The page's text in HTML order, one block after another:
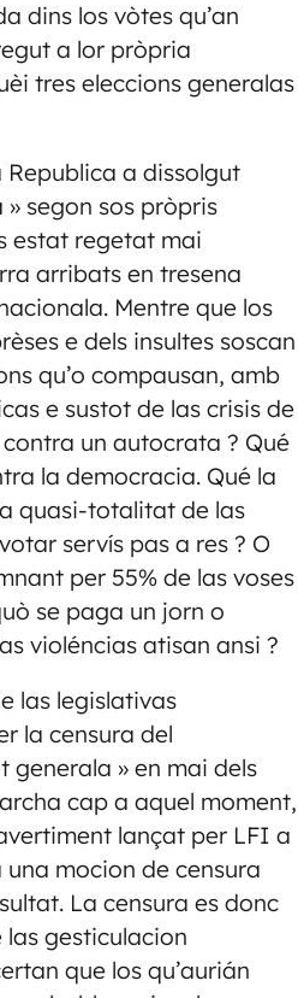
dins los vòtes qu’an
a lor pròpria
tres eleccions generalas
Republica a dissolgut
segon sos pròpris
estat regetat mai
arribats en tresena
Mentre que los
e dels insultes soscan
qu’o compausan, amb
e sustot de las crisis de
un autocrata ? Qué
la democracia. Qué la
quasi-totalitat de las
servís pas a res ? O
per 55% de las voses
se paga un jorn o
violéncias atisan ansi ?
las legislativas
la censura del
generala » en mai dels
cap a aquel moment,
lançat per LFI a
una mocion de censura
La censura es donc
las gesticulacion
que los qu’aurián